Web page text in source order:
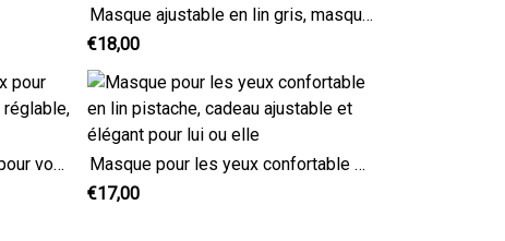
Masque ajustable en lin gris, masque de sommeil effrayant de Bat Man
€18,00
Cache-yeux en lin bordeaux pour voyage, masque de sommeil réglable, lin des deux côtés
Masque pour les yeux confortable en lin pistache, cadeau ajustable et élégant pour lui ou elle
€17,00